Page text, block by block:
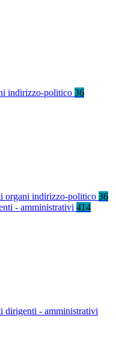
indirizzo-politico 36
organi indirizzo-politico 36
- amministrativi 414
dirigenti - amministrativi